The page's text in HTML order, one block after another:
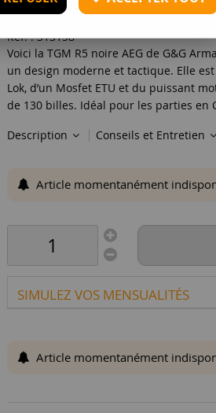
Réf. :S13158
Voici la TGM R5 noire AEG de G&G
un design moderne et tactique. Elle
Lok, d’un Mosfet ETU et du puissant
de 130 billes. Idéal pour les parties en
Description
Conseils et Entretien
Article momentanément
SIMULEZ VOS MENSUALITÉS
Article momentanément